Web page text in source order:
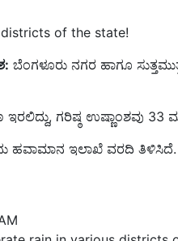
of the state!
ಹವಾಮಾನ ಇಲಾಖೆ ವರದಿ ತಿಳಿಸಿದೆ.
rain in various districts